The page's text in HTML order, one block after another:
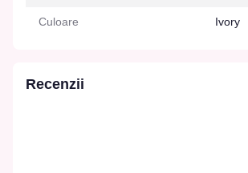
Culoare Ivory
Recenzii